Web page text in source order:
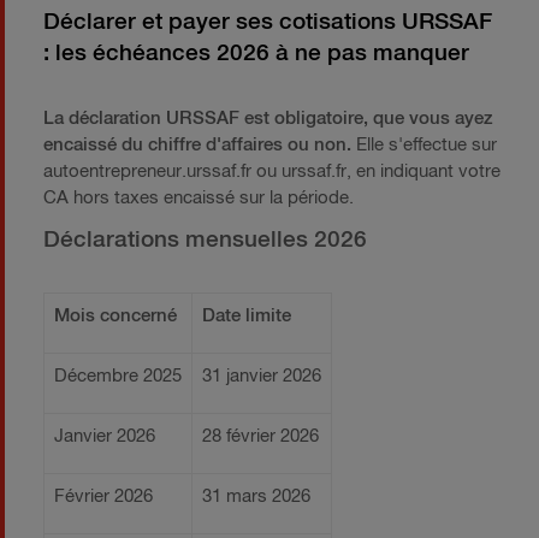
Déclarer et payer ses cotisations URSSAF
: les échéances 2026 à ne pas manquer
La déclaration URSSAF est obligatoire, que vous ayez
encaissé du chiffre d'affaires ou non. Elle s'effectue sur
autoentrepreneur.urssaf.fr ou urssaf.fr, en indiquant votre
CA hors taxes encaissé sur la période.
Déclarations mensuelles 2026
Mois concerné Date limite
Décembre 2025 31 janvier 2026
Janvier 2026 28 février 2026
Février 2026 31 mars 2026